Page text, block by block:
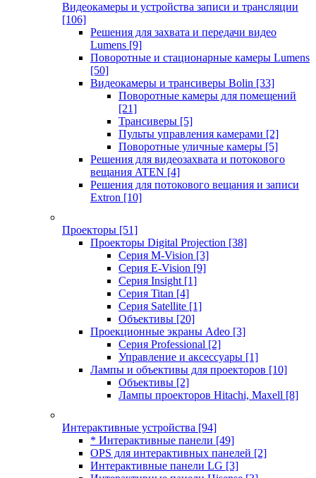
Видеокамеры и устройства записи и трансляции
[106]
Решения для захвата и передачи видео
Lumens [9]
Поворотные и стационарные камеры Lumens
[50]
Видеокамеры и трансиверы Bolin [33]
Поворотные камеры для помещений
[21]
Трансиверы [5]
Пульты управления камерами [2]
Поворотные уличные камеры [5]
Решения для видеозахвата и потокового
вещания ATEN [4]
Решения для потокового вещания и записи
Extron [10]
Проекторы [51]
Проекторы Digital Projection [38]
Серия M-Vision [3]
Серия E-Vision [9]
Серия Insight [1]
Серия Titan [4]
Серия Satellite [1]
Объективы [20]
Проекционные экраны Adeo [3]
Серия Professional [2]
Управление и аксессуары [1]
Лампы и объективы для проекторов [10]
Объективы [2]
Лампы проекторов Hitachi, Maxell [8]
Интерактивные устройства [94]
* Интерактивные панели [49]
OPS для интерактивных панелей [2]
Интерактивные панели LG [3]